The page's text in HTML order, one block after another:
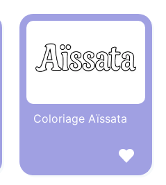
Coloriage Aïssata